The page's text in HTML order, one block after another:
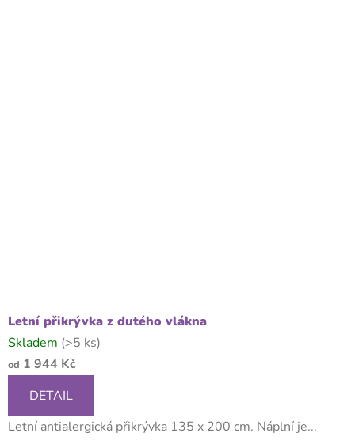
Letní přikrývka z dutého vlákna
Skladem (>5 ks)
od 1 944 Kč
DETAIL
Letní antialergická přikrývka 135 x 200 cm. Náplní je...